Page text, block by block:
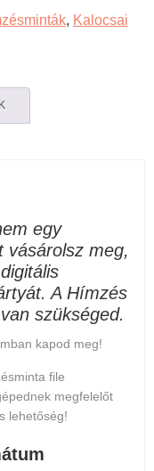
, Kalocsai
egy
vásárolsz meg,
A Hímzés
szükséged.
kapod meg!
file
megfelelőt
lehetőség!